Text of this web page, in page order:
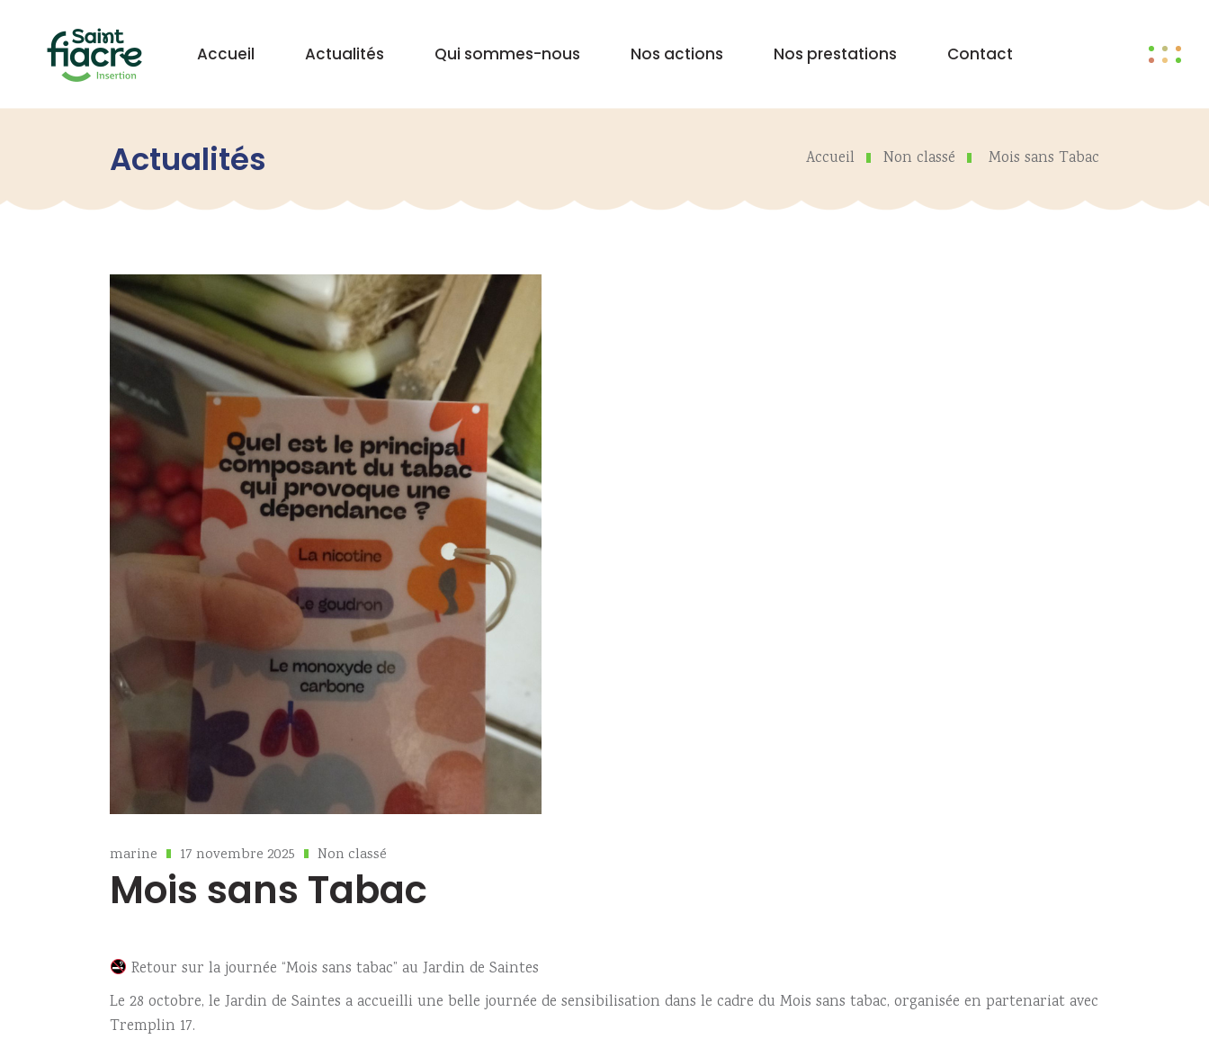
Accueil Actualités Qui sommes-nous Nos actions Nos prestations Contact
Actualités Accueil Non classé Mois sans Tabac
marine 17 novembre 2025 Non classé
Mois sans Tabac
Retour sur la journée “Mois sans tabac” au Jardin de Saintes
Le 28 octobre, le Jardin de Saintes a accueilli une belle journée de sensibilisation dans le cadre du Mois sans tabac, organisée en partenariat avec
Tremplin 17.